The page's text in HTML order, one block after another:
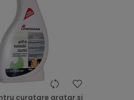
heart
curatare gratar si